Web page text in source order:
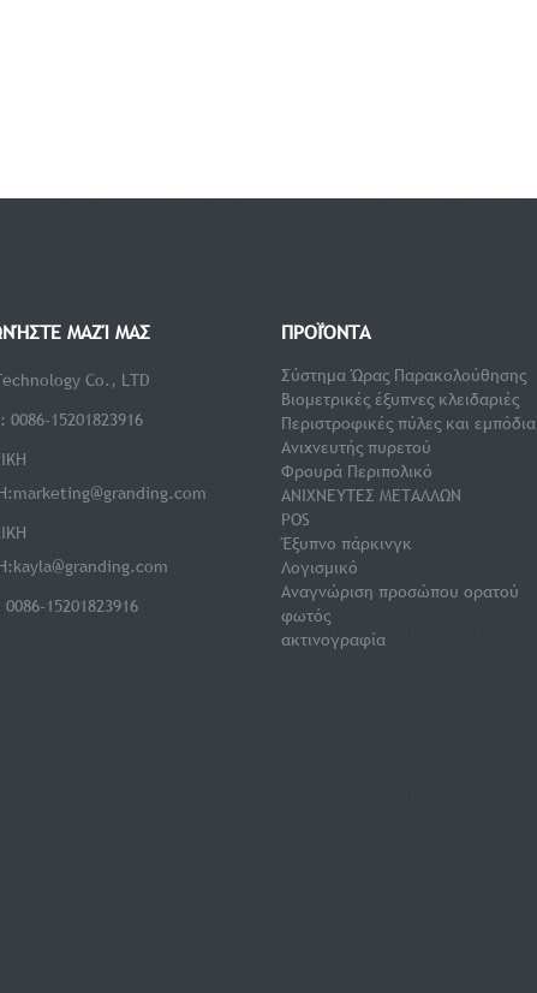
ΜΑΖΊ ΜΑΣ
Co., LTD
15201823916
marketing@granding.com
kayla@granding.com
15201823916
ΠΡΟΪΌΝΤΑ
Σύστημα Ώρας Παρακολούθησης
Βιομετρικές έξυπνες κλειδαριές
Περιστροφικές πύλες και εμπόδια
Ανιχνευτής πυρετού
Φρουρά Περιπολικό
ΑΝΙΧΝΕΥΤΕΣ ΜΕΤΑΛΛΩΝ
POS
Έξυπνο πάρκινγκ
Λογισμικό
Αναγνώριση προσώπου ορατού
φωτός
ακτινογραφία